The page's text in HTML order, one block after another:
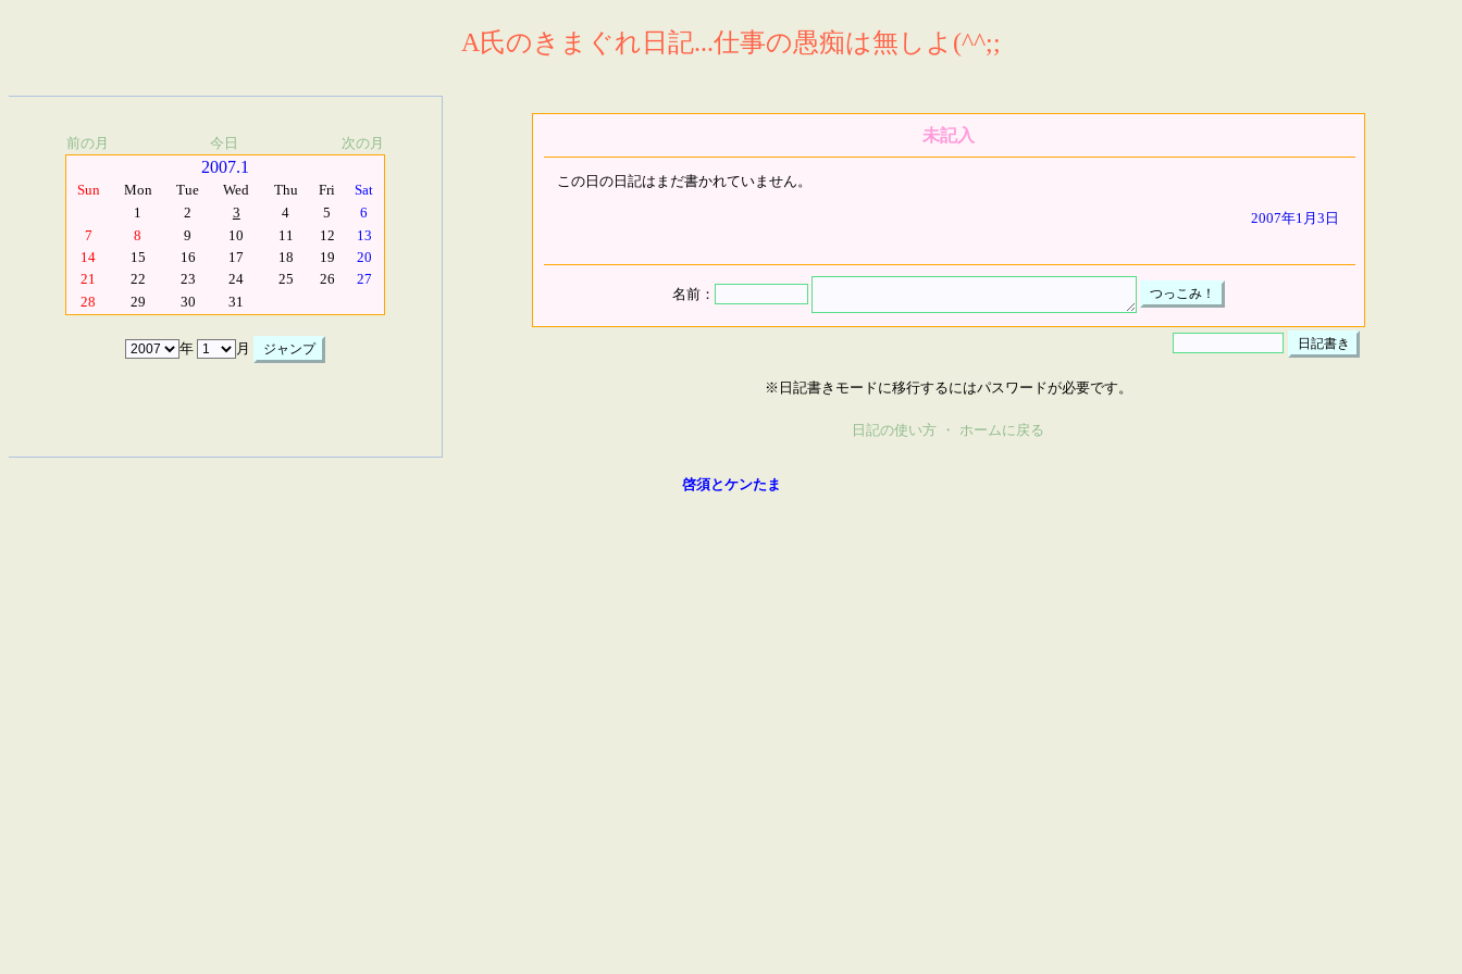
A氏のきまぐれ日記...仕事の愚痴は無しよ(^^;;
前の月 今日 次の月
2007.1
Sun Mon Tue Wed Thu Fri
Sat
1
2 3 4 5
6
7
8 9 10 11 12
13
14
15 16 17 18 19
20
21
22 23 24 25 26
27
28
29 30 31
年 月
未記入
この日の日記はまだ書かれていません。
2007年1月3日
名前：
※日記書きモードに移行するにはパスワードが必要です。
日記の使い方 ・ ホームに戻る
啓須とケンたま